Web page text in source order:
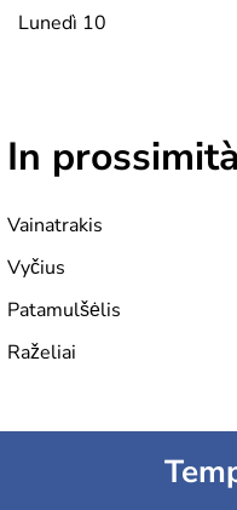
Lunedì 10
In prossimità
Vainatrakis
Vyčius
Patamulšėlis
Raželiai